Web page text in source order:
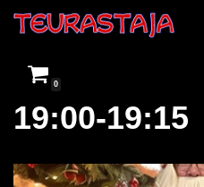
suoraan
sisältöön
0
19:00-19:15